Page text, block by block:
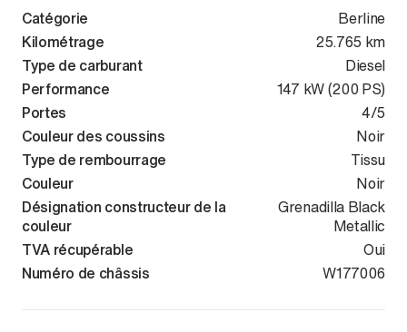
Catégorie
Berline
Kilométrage
25.765 km
Type de carburant
Diesel
Performance
147 kW (200 PS)
Portes
4/5
Couleur des coussins
Noir
Type de rembourrage
Tissu
Couleur
Noir
Désignation constructeur de la
couleur
Grenadilla Black
Metallic
TVA récupérable
Oui
Numéro de châssis
WVWZZZCD3RW177006